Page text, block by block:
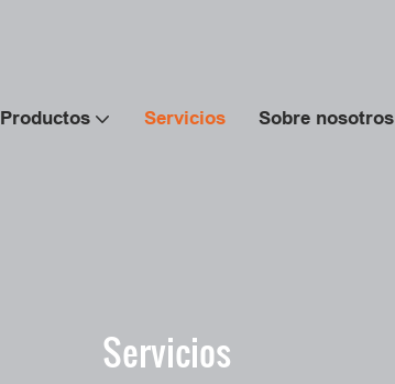
Productos Servicios Sobre nosotros
Servicios